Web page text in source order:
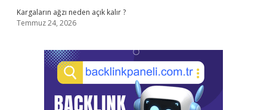
Kargaların ağzı neden açık kalır ?
Temmuz 24, 2026